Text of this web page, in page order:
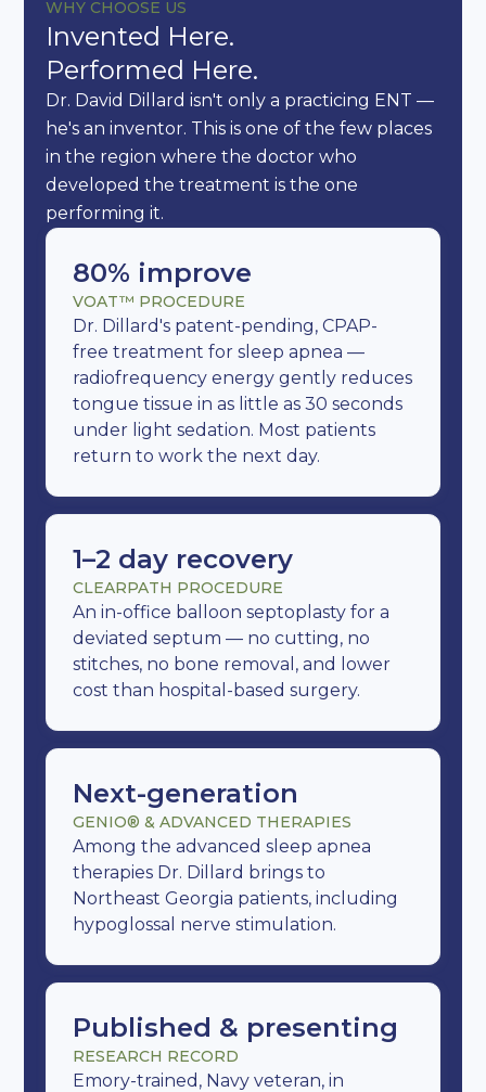
WHY CHOOSE US
Invented Here.
Performed Here.
Dr. David Dillard isn't only a practicing ENT —
he's an inventor. This is one of the few places
in the region where the doctor who
developed the treatment is the one
performing it.
80% improve
VOAT™ PROCEDURE
Dr. Dillard's patent-pending, CPAP-
free treatment for sleep apnea —
radiofrequency energy gently reduces
tongue tissue in as little as 30 seconds
under light sedation. Most patients
return to work the next day.
1–2 day recovery
CLEARPATH PROCEDURE
An in-office balloon septoplasty for a
deviated septum — no cutting, no
stitches, no bone removal, and lower
cost than hospital-based surgery.
Next-generation
GENIO® & ADVANCED THERAPIES
Among the advanced sleep apnea
therapies Dr. Dillard brings to
Northeast Georgia patients, including
hypoglossal nerve stimulation.
Published & presenting
RESEARCH RECORD
Emory-trained, Navy veteran, in